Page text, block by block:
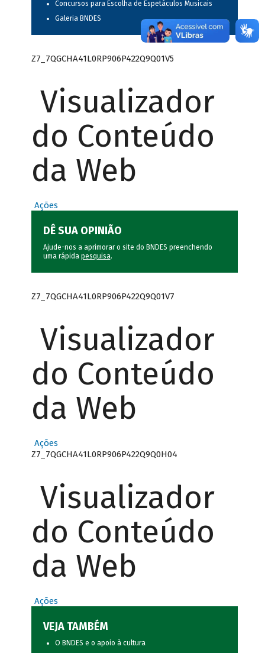
Concursos para Escolha de Espetáculos Musicais
Galeria BNDES
Z7_7QGCHA41L0RP906P422Q9Q01V5
Visualizador
do Conteúdo
da Web
Ações
DÊ SUA OPINIÃO
Ajude-nos a aprimorar o site do BNDES preenchendo
uma rápida pesquisa.
Z7_7QGCHA41L0RP906P422Q9Q01V7
Visualizador
do Conteúdo
da Web
Ações
Z7_7QGCHA41L0RP906P422Q9Q0H04
Visualizador
do Conteúdo
da Web
Ações
VEJA TAMBÉM
O BNDES e o apoio à cultura